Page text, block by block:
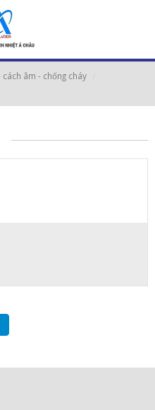
âm - chống cháy